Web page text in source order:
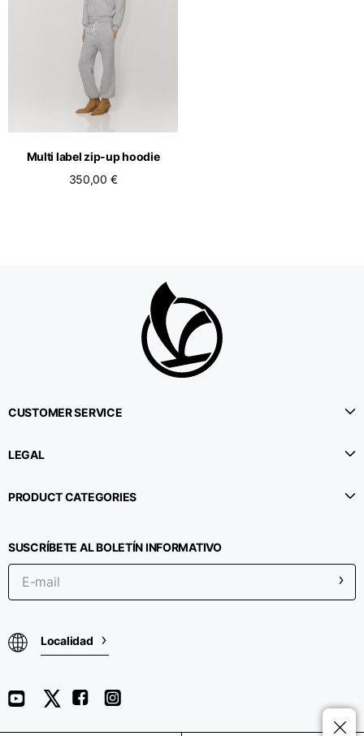
Multi label zip-up hoodie
350,00 €
CUSTOMER SERVICE
LEGAL
PRODUCT CATEGORIES
SUSCRÍBETE AL BOLETÍN INFORMATIVO
Localidad